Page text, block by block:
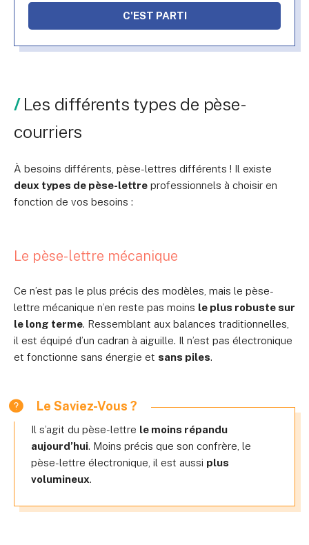
C'EST PARTI
Les différents types de pèse-
courriers
À besoins différents, pèse-lettres différents ! Il existe
deux types de pèse-lettre professionnels à choisir en
fonction de vos besoins :
Le pèse-lettre mécanique
Ce n’est pas le plus précis des modèles, mais le pèse-
lettre mécanique n’en reste pas moins le plus robuste sur
le long terme. Ressemblant aux balances traditionnelles,
il est équipé d’un cadran à aiguille. Il n’est pas électronique
et fonctionne sans énergie et sans piles.
Le Saviez-Vous ?
Il s’agit du pèse-lettre le moins répandu
aujourd’hui. Moins précis que son confrère, le
pèse-lettre électronique, il est aussi plus
volumineux.